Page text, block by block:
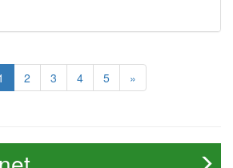
2 3 4 5 »